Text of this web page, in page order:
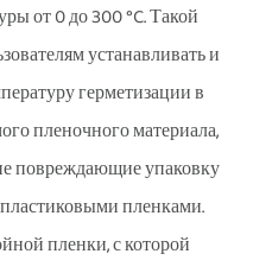
от 0 до 300 °C. Такой
устанавливать и
герметизации в
пленочного материала,
повреждающие упаковку
пленками.
пленки, с которой